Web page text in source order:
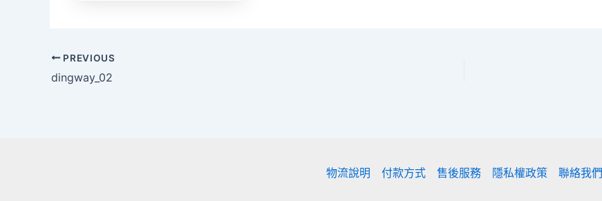
PREVIOUS
dingway_02
物流說明 付款方式 售後服務 隱私權政策 聯絡我們